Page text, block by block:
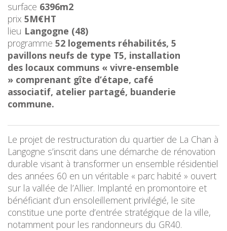
surface 6396m2
prix 5M€HT
lieu Langogne (48)
programme 52 logements réhabilités, 5
pavillons neufs de type T5, installation
des locaux communs « vivre-ensemble
» comprenant gîte d’étape, café
associatif, atelier partagé, buanderie
commune.
Le projet de restructuration du quartier de La Chan à
Langogne s’inscrit dans une démarche de rénovation
durable visant à transformer un ensemble résidentiel
des années 60 en un véritable « parc habité » ouvert
sur la vallée de l’Allier. Implanté en promontoire et
bénéficiant d’un ensoleillement privilégié, le site
constitue une porte d’entrée stratégique de la ville,
notamment pour les randonneurs du GR40.